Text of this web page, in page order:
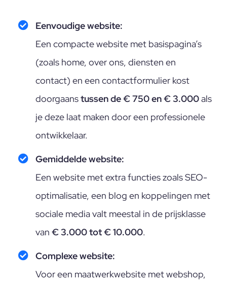
Eenvoudige website:
Een compacte website met basispagina’s
(zoals home, over ons, diensten en
contact) en een contactformulier kost
doorgaanstussen de € 750 en € 3.000als
je deze laat maken door een professionele
ontwikkelaar.
Gemiddelde website:
Een website met extra functies zoals SEO-
optimalisatie, een blog en koppelingen met
sociale media valt meestal in de prijsklasse
van € 3.000 tot € 10.000.
Complexe website:
Voor een maatwerkwebsite met webshop,